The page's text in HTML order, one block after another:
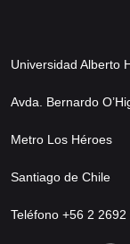
Universidad Alberto
Avda. Bernardo
Metro Los Héroes
Santiago de Chile
Teléfono +56 2 2692